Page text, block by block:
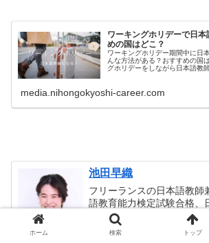
ワーキングホリデーで日
めの国はどこ？
ワーキングホリデー期間中に日
んな方法がある？おすすめの国
グホリデーをしながら日本語教
media.nihongokyoshi-career.com
池田早織
フリーランスの日本語教師
語教育能力検定試験合格、
座420時間修了。公的教育
技能実習生向けの日本語会
ホーム 検索 トップ